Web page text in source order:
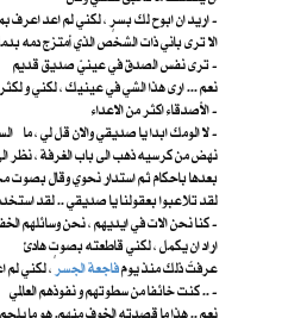
اريد ان ابوح لك بسرٍ ، لكني لم اعد اعرف بمن اثق في هذا الزمن الملعون -
الا ترى باني ذات الشخص الذي أمتزج دمه
ترى نفس الصدق في عينيّ صديق قديم -
نعم ... ارى هذا الشي في عينيك ، لكني و
الأصدقاء اكثر من الاعداء -
لا الومك ابدا يا صديقي والان قل لي ، ما السر الذي تريد اخباري به ؟ -
نهض من كرسيه ذهب الى باب الغرفة ، نظر
بعدها باحكام ثم استدار نحوي وقال بصوت
لقد تلاعبوا بعقولنا يا صديقي .. لقد
كنا نحن الات في ايديهم ، نحن وسائلهم الخفية -
اراد ان يكمل ، لكني قاطعته بصوتٍ هادئ
عرفتُ ذلك منذ يومفاجعة الجسر، لكني
.. كنت خائفا من سطوتهم و نفوذهم العالمي -